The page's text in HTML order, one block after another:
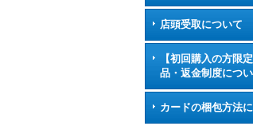
店頭受取について
【初回購入の方限
品・返金制度につ
カードの梱包方法